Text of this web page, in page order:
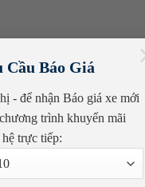
Cầu Báo Giá
- để nhận Báo giá xe mới
chương trình khuyến mãi
trực tiếp:
SẼ GỌI LẠI NGAY
7777
Hoặc để lại thông